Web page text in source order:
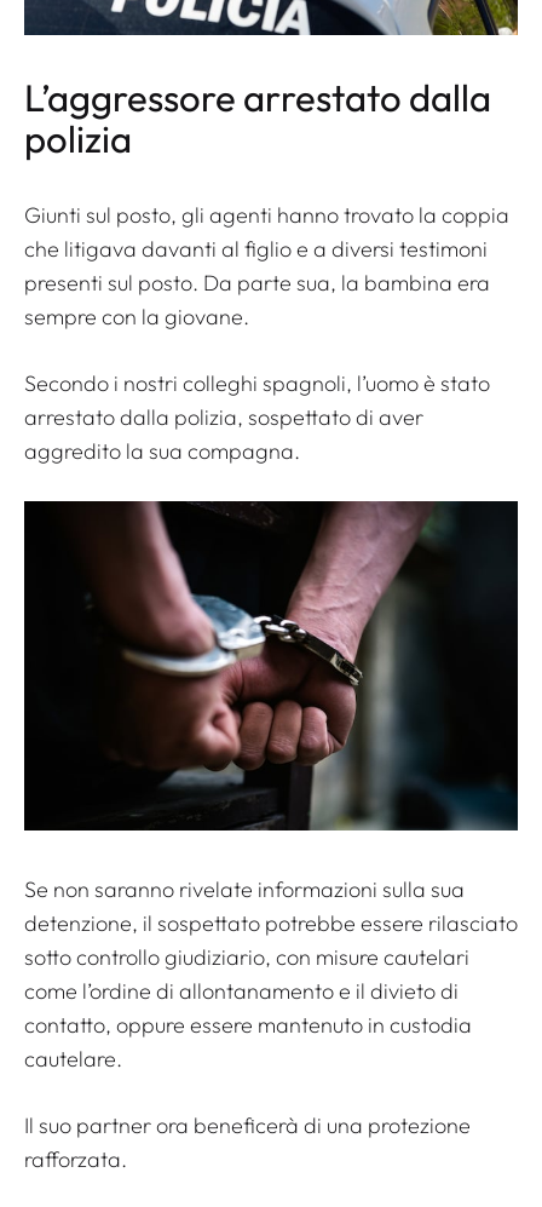
L’aggressore arrestato dalla
polizia
Giunti sul posto, gli agenti hanno trovato la coppia
che litigava davanti al figlio e a diversi testimoni
presenti sul posto. Da parte sua, la bambina era
sempre con la giovane.
Secondo i nostri colleghi spagnoli, l’uomo è stato
arrestato dalla polizia, sospettato di aver
aggredito la sua compagna.
Se non saranno rivelate informazioni sulla sua
detenzione, il sospettato potrebbe essere rilasciato
sotto controllo giudiziario, con misure cautelari
come l’ordine di allontanamento e il divieto di
contatto, oppure essere mantenuto in custodia
cautelare.
Il suo partner ora beneficerà di una protezione
rafforzata.